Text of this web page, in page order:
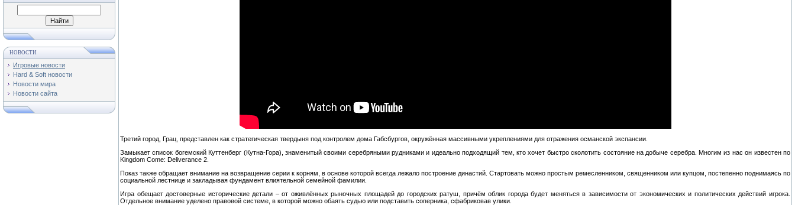
НОВОСТИ
Игровые новости
Hard & Soft новости
Новости мира
Новости сайта
Третий город, Грац, представлен как стратегическая твердыня под контролем дома Габсбургов, окружённая массивными укреплениями для отражения османской экспансии.
Замыкает список богемский Куттенберг (Кутна-Гора), знаменитый своими серебряными рудниками и идеально подходящий тем, кто хочет быстро сколотить состояние на добыче серебра. Многим из нас он известен по
Kingdom Come: Deliverance 2.
Показ также обращает внимание на возвращение серии к корням, в основе которой всегда лежало построение династий. Стартовать можно простым ремесленником, священником или купцом, постепенно поднимаясь по
социальной лестнице и закладывая фундамент влиятельной семейной фамилии.
Игра обещает достоверные исторические детали – от оживлённых рыночных площадей до городских ратуш, причём облик города будет меняться в зависимости от экономических и политических действий игрока.
Отдельное внимание уделено правовой системе, в которой можно обаять судью или подставить соперника, сфабриковав улики.